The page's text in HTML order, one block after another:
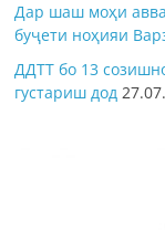
Дар шаш моҳи
буҷети ноҳияи
ДДТТ бо 13
густариш дод